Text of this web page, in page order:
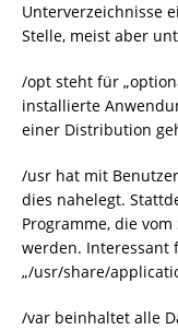
Unterverzeichnisse
Stelle, meist aber
/opt steht für
installierte
einer Distribution
/usr hat mit
dies nahelegt.
Programme, die
werden. Interessant
„/usr/share/
/var beinhaltet alle